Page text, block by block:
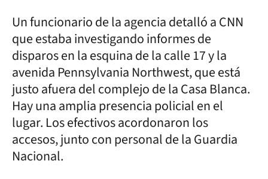
Un funcionario de la agencia detalló a CNN
que estaba investigando informes de
disparos en la esquina de la calle 17 y la
avenida Pennsylvania Northwest, que está
justo afuera del complejo de la Casa Blanca.
Hay una amplia presencia policial en el
lugar. Los efectivos acordonaron los
accesos, junto con personal de la Guardia
Nacional.